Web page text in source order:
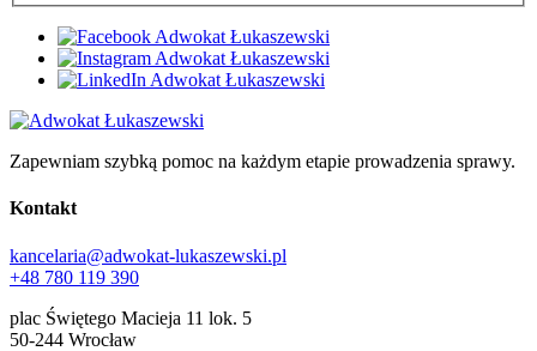
Zapewniam szybką pomoc na każdym etapie prowadzenia sprawy.
Kontakt
kancelaria@adwokat-lukaszewski.pl
+48 780 119 390
plac Świętego Macieja 11 lok. 5
50-244 Wrocław